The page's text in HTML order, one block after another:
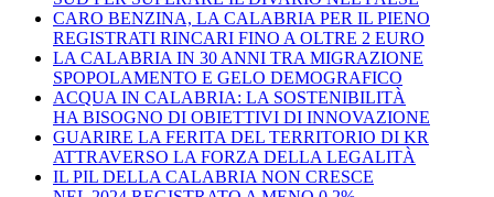
CARO BENZINA, LA CALABRIA PER IL PIENO
REGISTRATI RINCARI FINO A OLTRE 2 EURO
LA CALABRIA IN 30 ANNI TRA MIGRAZIONE
SPOPOLAMENTO E GELO DEMOGRAFICO
ACQUA IN CALABRIA: LA SOSTENIBILITÀ
HA BISOGNO DI OBIETTIVI DI INNOVAZIONE
GUARIRE LA FERITA DEL TERRITORIO DI KR
ATTRAVERSO LA FORZA DELLA LEGALITÀ
IL PIL DELLA CALABRIA NON CRESCE